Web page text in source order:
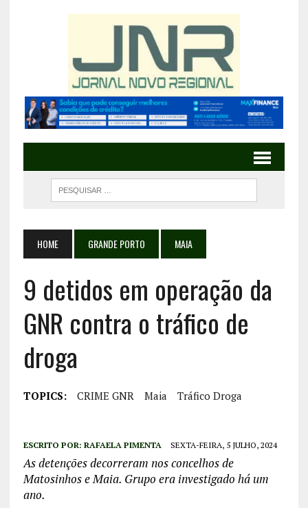
HOME GRANDE PORTO MAIA
9 detidos em operação da
GNR contra o tráfico de
droga
TOPICS: CRIME GNR Maia Tráfico Droga
ESCRITO POR: RAFAELA PIMENTA SEXTA-FEIRA, 5 JULHO, 2024
As detenções decorreram nos concelhos de
Matosinhos e Maia. Grupo era investigado há um
ano.